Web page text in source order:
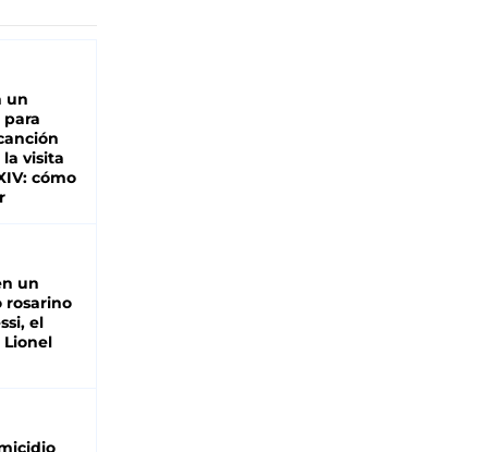
un
para
visita
cómo
un
rosarino
el